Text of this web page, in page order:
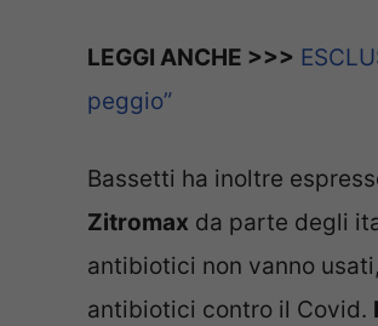
LEGGI ANCHE >>>
peggio”
Bassetti ha inoltre
Zitromax da parte degli
antibiotici non vanno
antibiotici contro il Covid.